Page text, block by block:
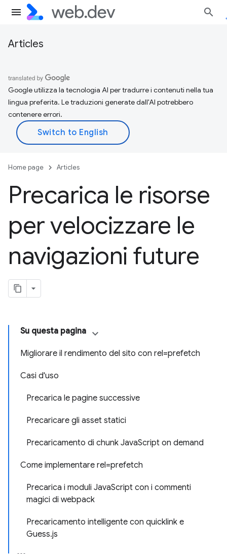
Articles
Google utilizza la tecnologia AI per tradurre i contenuti nella tua
lingua preferita. Le traduzioni generate dall'AI potrebbero
contenere errori.
Home page Articles
Precarica le risorse
per velocizzare le
navigazioni future
Su questa pagina
Migliorare il rendimento del sito con rel=prefetch
Casi d'uso
Precarica le pagine successive
Precaricare gli asset statici
Precaricamento di chunk JavaScript on demand
Come implementare rel=prefetch
Precarica i moduli JavaScript con i commenti
magici di webpack
Precaricamento intelligente con quicklink e
Guess.js